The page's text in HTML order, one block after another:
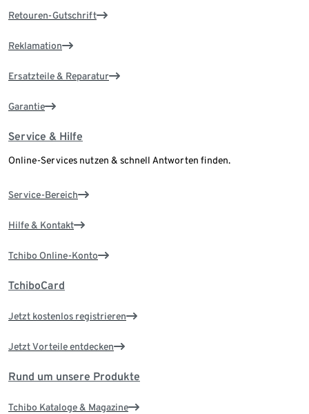
Retouren-Gutschrift
Reklamation
Ersatzteile & Reparatur
Garantie
Service & Hilfe
Online-Services nutzen & schnell Antworten finden.
Service-Bereich
Hilfe & Kontakt
Tchibo Online-Konto
TchiboCard
Jetzt kostenlos registrieren
Jetzt Vorteile entdecken
Rund um unsere Produkte
Tchibo Kataloge & Magazine